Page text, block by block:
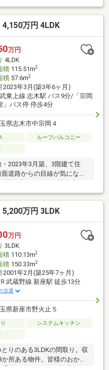
ため多目的に利用可能・車庫
を防ぎ、暖房熱を逃がしに
周辺環境・TAIRAYA朝霞三
小学校 徒歩9分(約660m)■
ます ━━━━━・・・物件の詳
ださい。
万円 4LDK
万円
4LDK
積115.51m2
積57.6m2
2023年3月(築3年6ヶ月)
東上線 志木駅 バス9分/「宗岡
」バス停 停歩4分
県志木市中宗岡４
ルーフバルコニー
2023年3月築、3階建て住
道路からの目線が気になり
対面式キッチン・開放感あふ
ルコニーは3か所有・全居室
1・2階にトイレ▼周辺環
・ヤオコー志木宗岡店
積12.66平米含む※角地緩和
伝いします ━━━━━・・・
合わせください。
万円 3LDK
万円
3LDK
積110.13m2
積150.33m2
2001年2月(築25年7ヶ月)
Ｒ武蔵野線 新座駅 徒歩13分
交通
県新座市野火止５
システムキッチン
りのある3LDKの間取り。収
所ある物件。皆様のおかげ